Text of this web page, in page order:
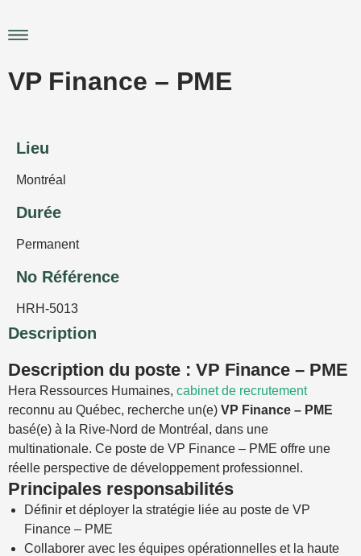
auMain
VP Finance – PME
Lieu
Montréal
Durée
Permanent
No Référence
HRH-5013
Description
Description du poste : VP Finance – PME
Hera Ressources Humaines, cabinet de recrutement
reconnu au Québec, recherche un(e) VP Finance – PME
basé(e) à la Rive-Nord de Montréal, dans une
multinationale. Ce poste de VP Finance – PME offre une
réelle perspective de développement professionnel.
Principales responsabilités
Définir et déployer la stratégie liée au poste de VP
Finance – PME
Collaborer avec les équipes opérationnelles et la haute